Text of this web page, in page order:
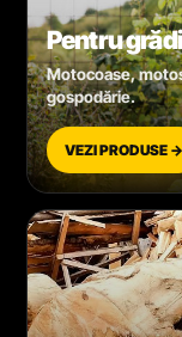
Pentru
Motocoase,
gospodărie.
VEZI PRODUSE →